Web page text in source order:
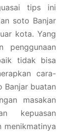
tips ini
soto Banjar
kota. Yang
penggunaan
tidak bisa
cara-
Banjar buatan
masakan
kepuasan
menikmatinya